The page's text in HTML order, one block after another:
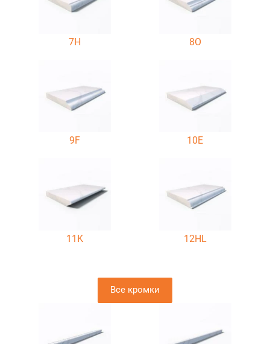
7H 8O
9F 10E
11K 12HL
Все кромки